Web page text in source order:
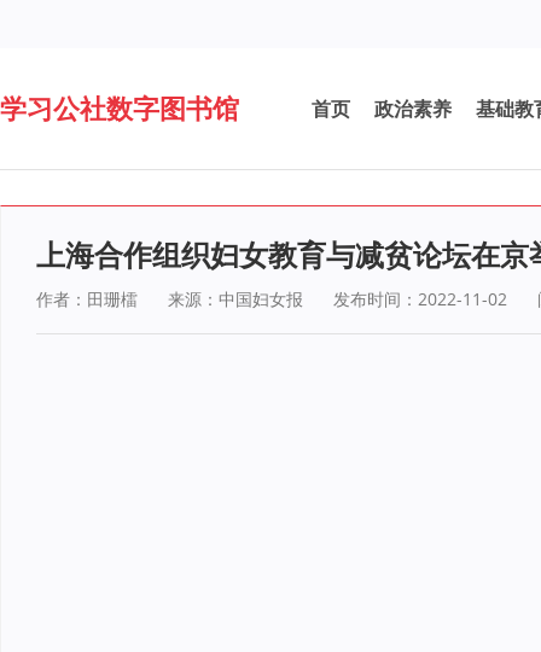
学习公社数字图书馆 首页 政治素养 基础教
上海合作组织妇女教育与减贫论坛在京
作者：田珊檑 来源：中国妇女报 发布时间：2022-11-02